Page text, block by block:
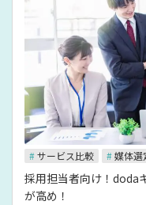
#サービス比較 #媒体選
採用担当者向け！doda
が高め！